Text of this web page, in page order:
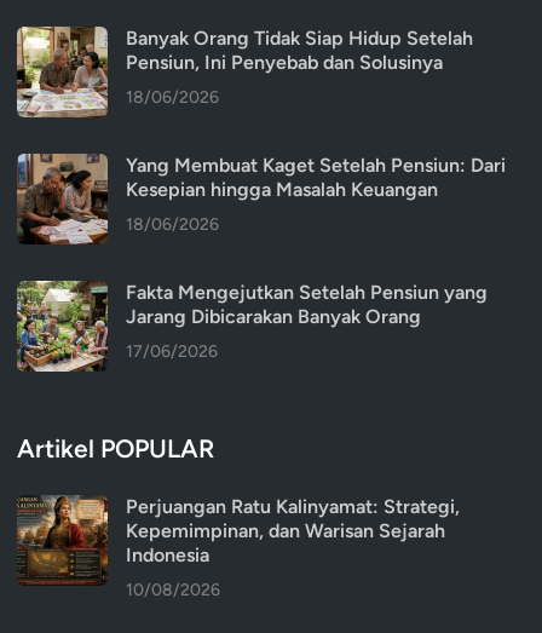
Banyak Orang Tidak Siap Hidup Setelah
Pensiun, Ini Penyebab dan Solusinya
18/06/2026
Yang Membuat Kaget Setelah Pensiun: Dari
Kesepian hingga Masalah Keuangan
18/06/2026
Fakta Mengejutkan Setelah Pensiun yang
Jarang Dibicarakan Banyak Orang
17/06/2026
Artikel POPULAR
Perjuangan Ratu Kalinyamat: Strategi,
Kepemimpinan, dan Warisan Sejarah
Indonesia
10/08/2026